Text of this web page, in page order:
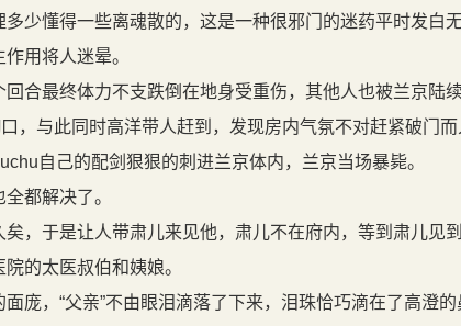
少懂得一些离魂散的，这是一种很邪门的迷药平时发白
用将人迷晕。
合最终体力不支跌倒在地身受重伤，其他人也被兰京陆
，与此同时高洋带人赶到，发现房内气氛不对赶紧破门
自己的配剑狠狠的刺进兰京体内，兰京当场暴毙。
都解决了。
，于是让人带肃儿来见他，肃儿不在府内，等到肃儿见
的太医叔伯和姨娘。
庞，“父亲”不由眼泪滴落了下来，泪珠恰巧滴在了高澄的